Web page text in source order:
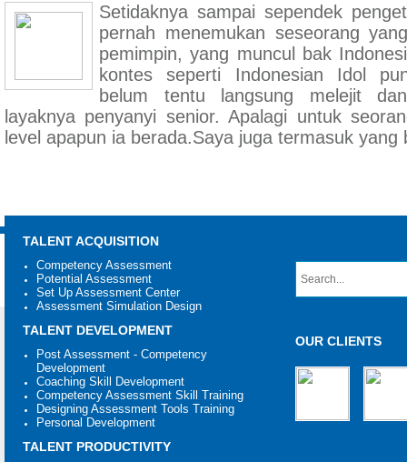
Setidaknya sampai sependek
pernah menemukan seseorang
pemimpin, yang muncul bak
kontes seperti Indonesian Idol
belum tentu langsung melejit
layaknya penyanyi senior. Apalagi untuk
level apapun ia berada.Saya juga termasuk yang
TALENT ACQUISITION
Competency Assessment
Potential Assessment
Set Up Assessment Center
Assessment Simulation Design
TALENT DEVELOPMENT
Post Assessment - Competency
Development
Coaching Skill Development
Competency Assessment Skill Training
Designing Assessment Tools Training
Personal Development
TALENT PRODUCTIVITY
OUR CLIENTS